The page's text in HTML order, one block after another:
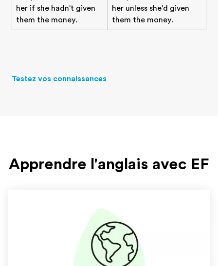
her if she hadn't given
them the money.
her unless she'd given
them the money.
Testez vos connaissances
Apprendre l'anglais avec EF